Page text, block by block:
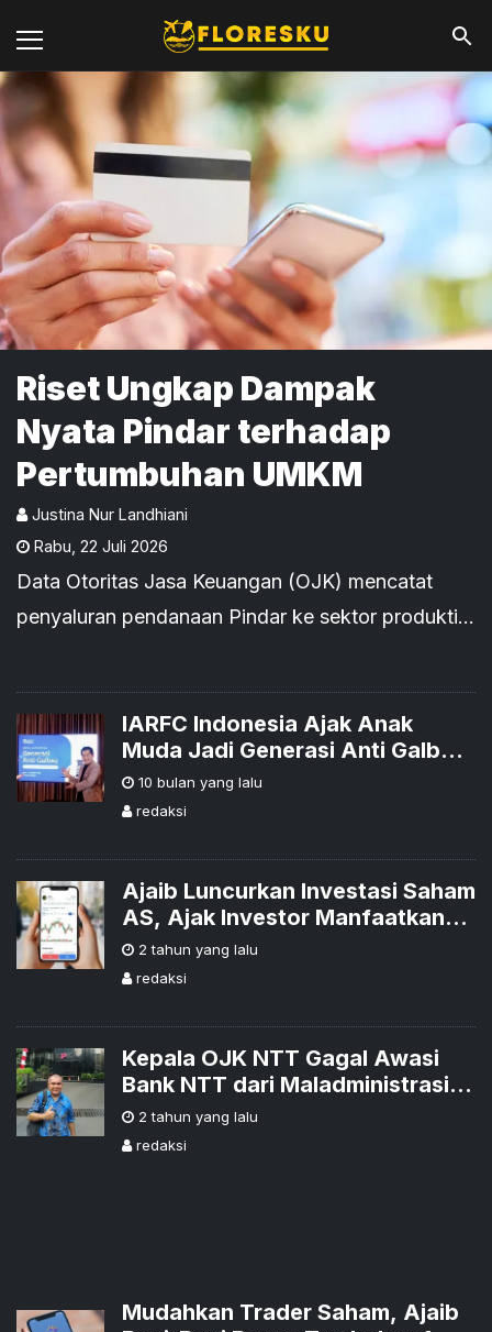
Riset Ungkap Dampak
Nyata Pindar terhadap
Pertumbuhan UMKM
Justina Nur Landhiani
Rabu 22 Juli 2026
Data Otoritas Jasa Keuangan (OJK) mencatat
penyaluran pendanaan Pindar ke sektor produktif
2026.
IARFC Indonesia Ajak Anak
Muda Jadi Generasi Anti Galbay:
Finansial Sehat, Masa Depan
Hebat
10 bulan yang lalu
redaksi
Ajaib Luncurkan Investasi Saham
AS, Ajak Investor Manfaatkan
Momentum dengan Promo Biaya
Transaksi 0 Persen
2 tahun yang lalu
redaksi
Kepala OJK NTT Gagal Awasi
Bank NTT dari Maladministrasi
dan Korupsi
2 tahun yang lalu
redaksi
Mudahkan Trader Saham, Ajaib